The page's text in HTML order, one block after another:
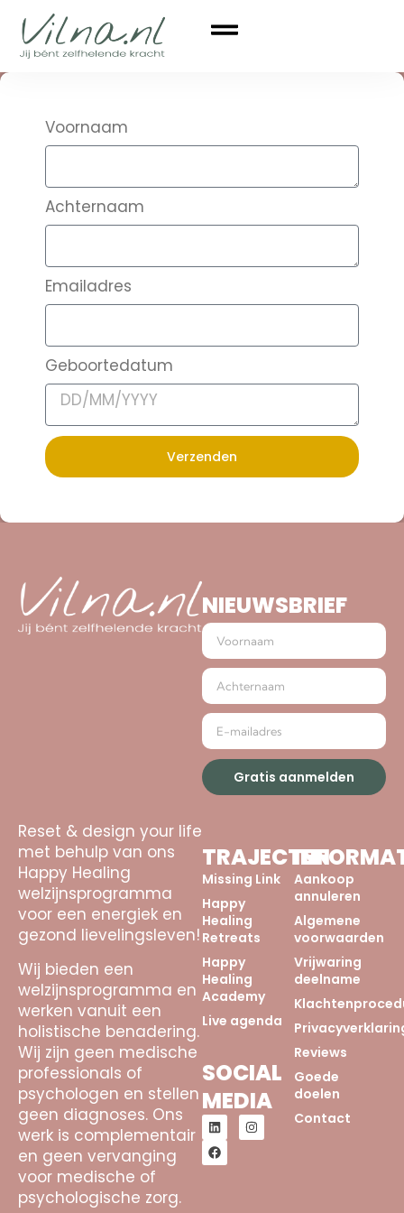
Voornaam
Achternaam
Emailadres
Geboortedatum
Verzenden
NIEUWSBRIEF
Gratis aanmelden
Reset & design your life
met behulp van ons
Happy Healing
welzijnsprogramma
voor een energiek en
gezond lievelingsleven!
Wij bieden een
welzijnsprogramma en
werken vanuit een
holistische benadering.
Wij zijn geen medische
professionals of
psychologen en stellen
geen diagnoses. Ons
werk is complementair
en geen vervanging
voor medische of
psychologische zorg.
TRAJECTEN
Missing Link
Happy
Healing
Retreats
Happy
Healing
Academy
Live agenda
SOCIAL
MEDIA
Aankoop
annuleren
Algemene
voorwaarden
Vrijwaring
deelname
Reviews
Goede
doelen
Contact